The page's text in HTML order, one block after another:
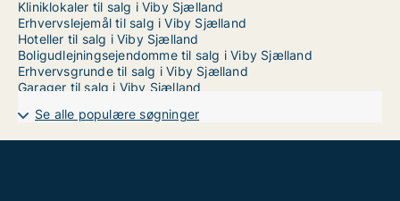
Kliniklokaler til salg i Viby Sjælland
Erhvervslejemål til salg i Viby Sjælland
Hoteller til salg i Viby Sjælland
Boligudlejningsejendomme til salg i Viby Sjælland
Erhvervsgrunde til salg i Viby Sjælland
Garager til salg i Viby Sjælland
Se alle populære søgninger